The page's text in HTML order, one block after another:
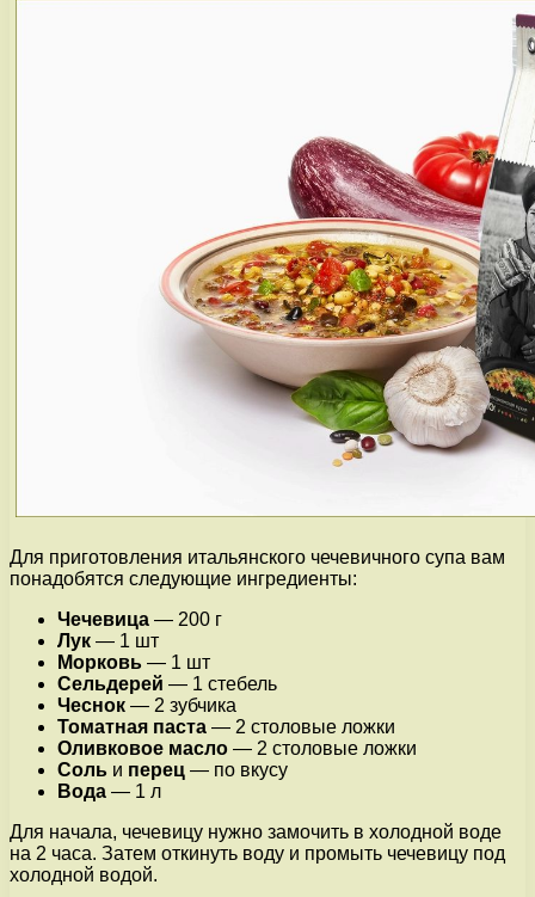
Для приготовления итальянского чечевичного супа вам
понадобятся следующие ингредиенты:
Чечевица — 200 г
Лук — 1 шт
Морковь — 1 шт
Сельдерей — 1 стебель
Чеснок — 2 зубчика
Томатная паста — 2 столовые ложки
Оливковое масло — 2 столовые ложки
Соль и перец — по вкусу
Вода — 1 л
Для начала, чечевицу нужно замочить в холодной воде
на 2 часа. Затем откинуть воду и промыть чечевицу под
холодной водой.